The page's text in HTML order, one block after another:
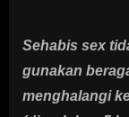
Sehabis sex
gunakan
menghalangi